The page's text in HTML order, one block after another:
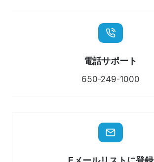
電話サポート
650-249-1000